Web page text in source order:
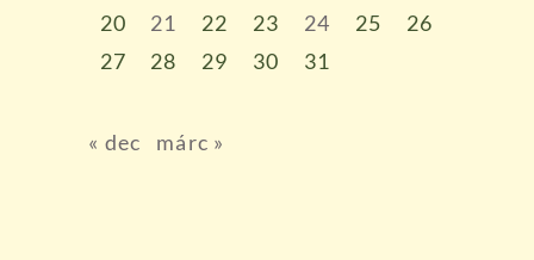
20
21 22 23 24 25
26
27
28 29 30 31
« dec márc »